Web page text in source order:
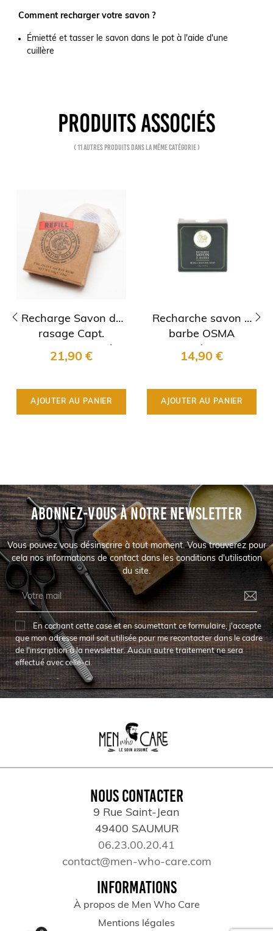
Comment recharger votre savon ?
Émietté et tasser le savon dans le pot à l'aide d'une
cuillère
PRODUITS ASSOCIÉS
( 11 autres produits dans la même catégorie )
Recharge Savon de
rasage Capt.
Fawcett's Scapicchio
21,90 €
AJOUTER AU PANIER
Recharche savon à
barbe OSMA
Tradition
14,90 €
AJOUTER AU PANIER
ABONNEZ-VOUS À NOTRE NEWSLETTER
Vous pouvez vous désinscrire à tout moment. Vous trouverez pour
cela nos informations de contact dans les conditions d'utilisation
du site.
En cochant cette case et en soumettant ce formulaire, j'accepte
que mon adresse mail soit utilisée pour me recontacter dans le cadre
de l'inscription à la newsletter. Aucun autre traitement ne sera
effectué avec celle-ci.
NOUS CONTACTER
9 Rue Saint-Jean
49400 SAUMUR
06.23.00.20.41
contact@men-who-care.com
INFORMATIONS
À propos de Men Who Care
Mentions légales